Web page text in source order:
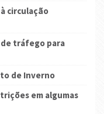
circulação
tráfego para
de Inverno
em algumas